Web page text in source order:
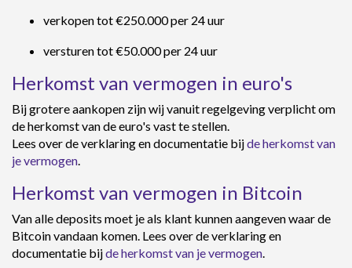
verkopen tot €250.000 per 24 uur
versturen tot €50.000 per 24 uur
Herkomst van vermogen in euro's
Bij grotere aankopen zijn wij vanuit regelgeving verplicht om
de herkomst van de euro's vast te stellen.
Lees over de verklaring en documentatie bijde herkomst van
je vermogen.
Herkomst van vermogen in Bitcoin
Van alle deposits moet je als klant kunnen aangeven waar de
Bitcoin vandaan komen. Lees over de verklaring en
documentatie bijde herkomst van je vermogen.